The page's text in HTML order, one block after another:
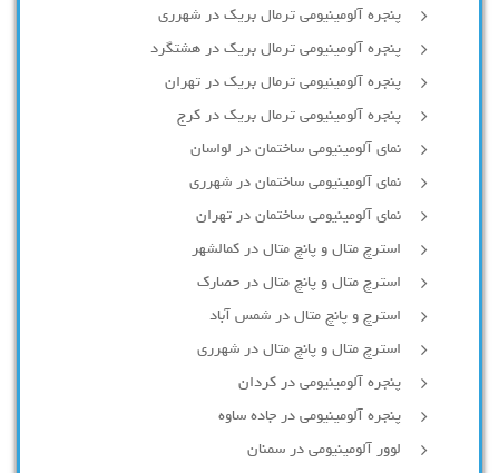
پنجره آلومینیومی ترمال بریک در شهرری
پنجره آلومینیومی ترمال بریک در هشتگرد
پنجره آلومینیومی ترمال بریک در تهران
پنجره آلومینیومی ترمال بریک در کرج
نمای آلومینیومی ساختمان در لواسان
نمای آلومینیومی ساختمان در شهرری
نمای آلومینیومی ساختمان در تهران
استرچ متال و پانچ متال در کمالشهر
استرچ متال و پانچ متال در حصارك
استرچ و پانچ متال در شمس آباد
استرچ متال و پانچ متال در شهرری
پنجره آلومینیومی در کردان
پنجره آلومینیومی در جاده ساوه
لوور آلومینیومی در سمنان